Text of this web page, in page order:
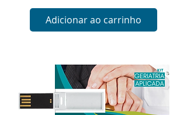
Adicionar ao carrinho